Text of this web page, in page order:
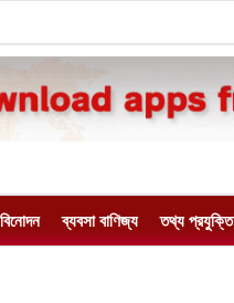
বিনোদন ব্যবসা বাণিজ্য তথ্য প্রযুক্তি